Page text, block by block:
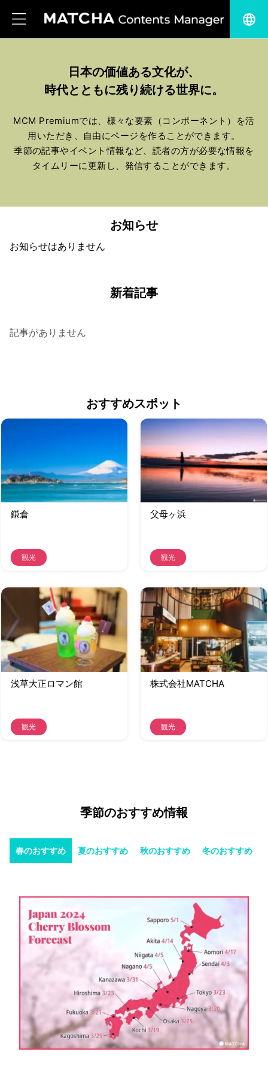
language
日本の価値ある文化が、
時代とともに残り続ける世界に。
MCM Premiumでは、様々な要素（コンポーネント）を活
用いただき、自由にページを作ることができます。
季節の記事やイベント情報など、読者の方が必要な情報を
タイムリーに更新し、発信することができます。
お知らせ
お知らせはありません
新着記事
記事がありません
おすすめスポット
鎌倉
観光
父母ヶ浜
観光
浅草大正ロマン館
観光
株式会社MATCHA
観光
季節のおすすめ情報
春のおすすめ 夏のおすすめ 秋のおすすめ 冬のおすすめ